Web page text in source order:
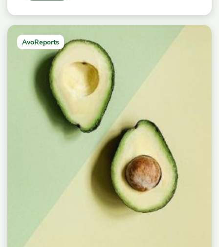
AvoReports